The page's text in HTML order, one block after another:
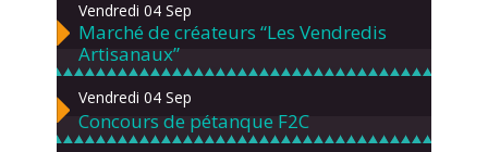
Vendredi 04 Sep
Marché de créateurs “Les Vendredis
Artisanaux”
Vendredi 04 Sep
Concours de pétanque F2C